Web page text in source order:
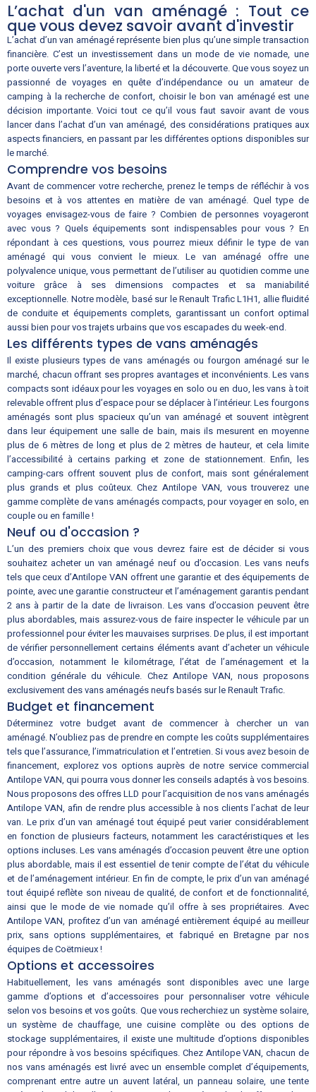
L’achat d'un van aménagé : Tout ce
que vous devez savoir avant d'investir
L’achat d’un van aménagé représente bien plus qu’une simple transaction
financière. C’est un investissement dans un mode de vie nomade, une
porte ouverte vers l’aventure, la liberté et la découverte. Que vous soyez un
passionné de voyages en quête d’indépendance ou un amateur de
camping à la recherche de confort, choisir le bon van aménagé est une
décision importante. Voici tout ce qu’il vous faut savoir avant de vous
lancer dans l’achat d’un van aménagé, des considérations pratiques aux
aspects financiers, en passant par les différentes options disponibles sur
le marché.
Comprendre vos besoins
Avant de commencer votre recherche, prenez le temps de réfléchir à vos
besoins et à vos attentes en matière de van aménagé. Quel type de
voyages envisagez-vous de faire ? Combien de personnes voyageront
avec vous ? Quels équipements sont indispensables pour vous ? En
répondant à ces questions, vous pourrez mieux définir le type de van
aménagé qui vous convient le mieux. Le van aménagé offre une
polyvalence unique, vous permettant de l’utiliser au quotidien comme une
voiture grâce à ses dimensions compactes et sa maniabilité
exceptionnelle. Notre modèle, basé sur le Renault Trafic L1H1, allie fluidité
de conduite et équipements complets, garantissant un confort optimal
aussi bien pour vos trajets urbains que vos escapades du week-end.
Les différents types de vans aménagés
Il existe plusieurs types de vans aménagés ou fourgon aménagé sur le
marché, chacun offrant ses propres avantages et inconvénients. Les vans
compacts sont idéaux pour les voyages en solo ou en duo, les vans à toit
relevable offrent plus d’espace pour se déplacer à l’intérieur. Les fourgons
aménagés sont plus spacieux qu’un van aménagé et souvent intègrent
dans leur équipement une salle de bain, mais ils mesurent en moyenne
plus de 6 mètres de long et plus de 2 mètres de hauteur, et cela limite
l’accessibilité à certains parking et zone de stationnement. Enfin, les
camping-cars offrent souvent plus de confort, mais sont généralement
plus grands et plus coûteux. Chez Antilope VAN, vous trouverez une
gamme complète de vans aménagés compacts, pour voyager en solo, en
couple ou en famille !
Neuf ou d'occasion ?
L’un des premiers choix que vous devrez faire est de décider si vous
souhaitez acheter un van aménagé neuf ou d’occasion. Les vans neufs
tels que ceux d’Antilope VAN offrent une garantie et des équipements de
pointe, avec une garantie constructeur et l’aménagement garantis pendant
2 ans à partir de la date de livraison. Les vans d’occasion peuvent être
plus abordables, mais assurez-vous de faire inspecter le véhicule par un
professionnel pour éviter les mauvaises surprises. De plus, il est important
de vérifier personnellement certains éléments avant d’acheter un véhicule
d’occasion, notamment le kilométrage, l’état de l’aménagement et la
condition générale du véhicule. Chez Antilope VAN, nous proposons
exclusivement des vans aménagés neufs basés sur le Renault Trafic.
Budget et financement
Déterminez votre budget avant de commencer à chercher un van
aménagé. N’oubliez pas de prendre en compte les coûts supplémentaires
tels que l’assurance, l’immatriculation et l’entretien. Si vous avez besoin de
financement, explorez vos options auprès de notre service commercial
Antilope VAN, qui pourra vous donner les conseils adaptés à vos besoins.
Nous proposons des offres LLD pour l’acquisition de nos vans aménagés
Antilope VAN, afin de rendre plus accessible à nos clients l’achat de leur
van. Le prix d’un van aménagé tout équipé peut varier considérablement
en fonction de plusieurs facteurs, notamment les caractéristiques et les
options incluses. Les vans aménagés d’occasion peuvent être une option
plus abordable, mais il est essentiel de tenir compte de l’état du véhicule
et de l’aménagement intérieur. En fin de compte, le prix d’un van aménagé
tout équipé reflète son niveau de qualité, de confort et de fonctionnalité,
ainsi que le mode de vie nomade qu’il offre à ses propriétaires. Avec
Antilope VAN, profitez d’un van aménagé entièrement équipé au meilleur
prix, sans options supplémentaires, et fabriqué en Bretagne par nos
équipes de Coëtmieux !
Options et accessoires
Habituellement, les vans aménagés sont disponibles avec une large
gamme d’options et d’accessoires pour personnaliser votre véhicule
selon vos besoins et vos goûts. Que vous recherchiez un système solaire,
un système de chauffage, une cuisine complète ou des options de
stockage supplémentaires, il existe une multitude d’options disponibles
pour répondre à vos besoins spécifiques. Chez Antilope VAN, chacun de
nos vans aménagés est livré avec un ensemble complet d’équipements,
comprenant entre autre un auvent latéral, un panneau solaire, une tente